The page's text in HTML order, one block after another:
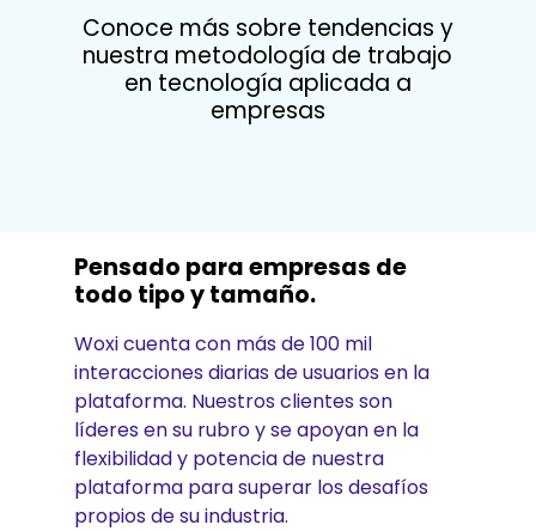
Conoce más sobre tendencias y
nuestra metodología de trabajo
en tecnología aplicada a
empresas
Pensado para empresas de
todo tipo y tamaño.
Woxi cuenta con más de 100 mil
interacciones diarias de usuarios en la
plataforma. Nuestros clientes son
líderes en su rubro y se apoyan en la
flexibilidad y potencia de nuestra
plataforma para superar los desafíos
propios de su industria.